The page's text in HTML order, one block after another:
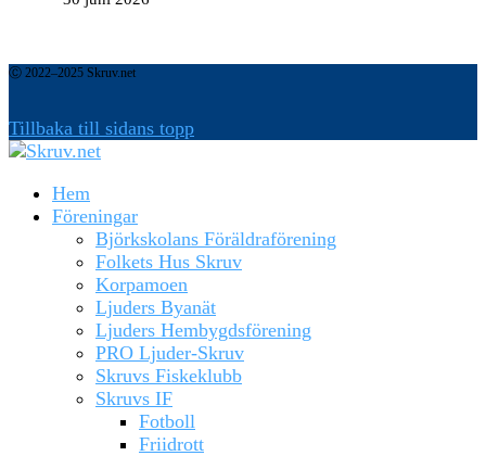
Ⓒ 2022–2025 Skruv.net
Tillbaka till sidans topp
Hem
Föreningar
Björkskolans Föräldraförening
Folkets Hus Skruv
Korpamoen
Ljuders Byanät
Ljuders Hembygdsförening
PRO Ljuder-Skruv
Skruvs Fiskeklubb
Skruvs IF
Fotboll
Friidrott